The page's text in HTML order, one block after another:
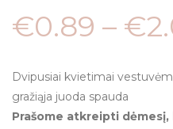
€0.89 – €
Dvipusiai kvietimai
gražiąja juoda spauda
Prašome atkreipti